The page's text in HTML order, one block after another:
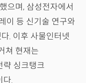
으며, 삼성전자에서
이 등 신기술 연구와
. 이후 사물인터넷
쳐 현재는
략 싱크탱크
다.